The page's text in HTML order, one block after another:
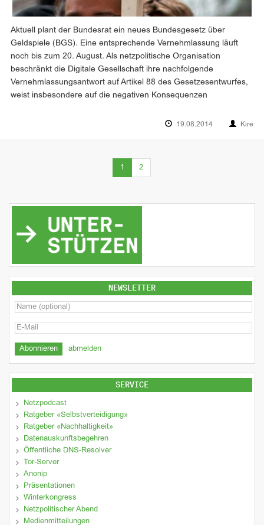
Aktuell plant der Bundesrat ein neues Bundesgesetz über
Geldspiele (BGS). Eine entsprechende Vernehmlassung läuft
noch bis zum 20. August. Als netzpolitische Organisation
beschränkt die Digitale Gesellschaft ihre nachfolgende
Vernehmlassungsantwort auf Artikel 88 des Gesetzesentwurfes,
weist insbesondere auf die negativen Konsequenzen
19.08.2014 Kire
1 (current)
2
NEWSLETTER
abmelden
SERVICE
Netzpodcast
Ratgeber «Selbstverteidigung»
Ratgeber «Nachhaltigkeit»
Datenauskunftsbegehren
Öffentliche DNS-Resolver
Tor-Server
Anonip
Präsentationen
Winterkongress
Netzpolitischer Abend
Medienmitteilungen